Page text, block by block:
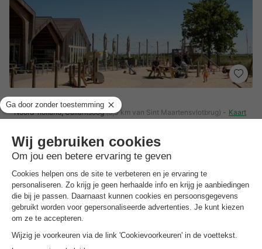
Vakantiepark de Nollen
Noord-holland,Callantsoog (6,3 km van Sint Maartensvlotbrug)
Kaart
Speelzone met grote speeltuin & waterspetterplaats
Paviljoen8 met terras, live muziek & bingoavonden
Toon prijzen